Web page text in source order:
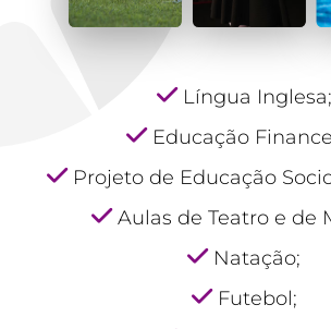
Língua Inglesa;
Educação
Projeto de Educação
Aulas de Teatro e de
Natação;
Futebol;